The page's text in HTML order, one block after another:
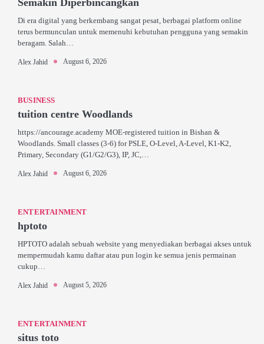
Semakin Diperbincangkan
Di era digital yang berkembang sangat pesat, berbagai platform online
terus bermunculan untuk memenuhi kebutuhan pengguna yang semakin
beragam. Salah…
Alex Jahid August 6, 2026
BUSINESS
tuition centre Woodlands
https://ancourage.academy MOE-registered tuition in Bishan &
Woodlands. Small classes (3-6) for PSLE, O-Level, A-Level, K1-K2,
Primary, Secondary (G1/G2/G3), IP, JC,…
Alex Jahid August 6, 2026
ENTERTAINMENT
hptoto
HPTOTO adalah sebuah website yang menyediakan berbagai akses untuk
mempermudah kamu daftar atau pun login ke semua jenis permainan
cukup…
Alex Jahid August 5, 2026
ENTERTAINMENT
situs toto